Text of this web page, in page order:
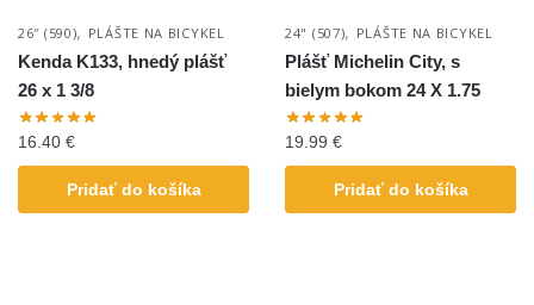
26″ (590), PLÁŠTE NA BICYKEL
Kenda K133, hnedý plášť
26 x 1 3/8
16.40 €
Pridať do košíka
24" (507), PLÁŠTE NA BICYKEL
Plášť Michelin City, s
bielym bokom 24 X 1.75
19.99 €
Pridať do košíka